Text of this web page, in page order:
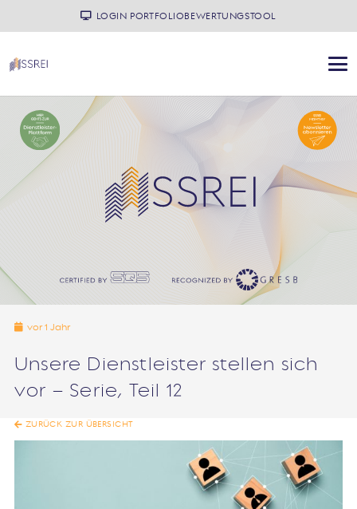
LOGIN PORTFOLIOBEWERTUNGSTOOL
vor 1 Jahr
Unsere Dienstleister stellen sich
vor – Serie, Teil 12
ZURÜCK ZUR ÜBERSICHT